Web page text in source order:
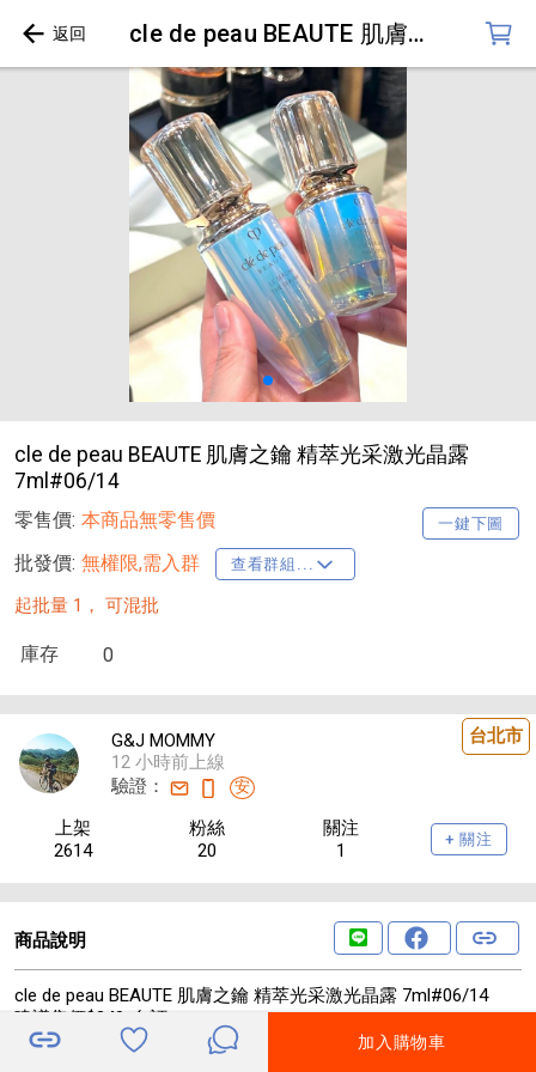
cle de peau BEAUTE 肌膚之鑰 精萃光采激光晶露 7ml#06/14
cle de peau BEAUTE 肌膚之鑰 精萃光采激光晶露
7ml#06/14
零售價: 一鍵下圖
本商品無零售價
批發價: 無權限,需入群 查看群組...
起批量 1， 可混批
庫存 0
台北市
G&J MOMMY
12 小時前上線
驗證：
安
上架
2614
粉絲
20
關注
1
+ 關注
商品說明
cle de peau BEAUTE 肌膚之鑰 精萃光采激光晶露 7ml#06/14
建議售價$340-自訂
4-6周貨到通知
加入購物車